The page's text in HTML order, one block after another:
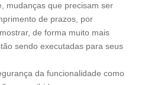
mudanças que precisam ser
de prazos, por
de forma muito mais
sendo executadas para seus
da funcionalidade como